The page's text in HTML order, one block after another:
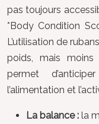
pas toujours
*Body Condition
L’utilisation de
poids, mais moins
permet
l’alimentation et
La balance : la